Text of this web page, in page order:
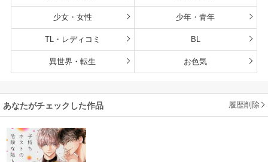
少女・女性 少年・青年
TL・レディコミ BL
異世界・転生 お色気
あなたがチェックした作品 履歴削除